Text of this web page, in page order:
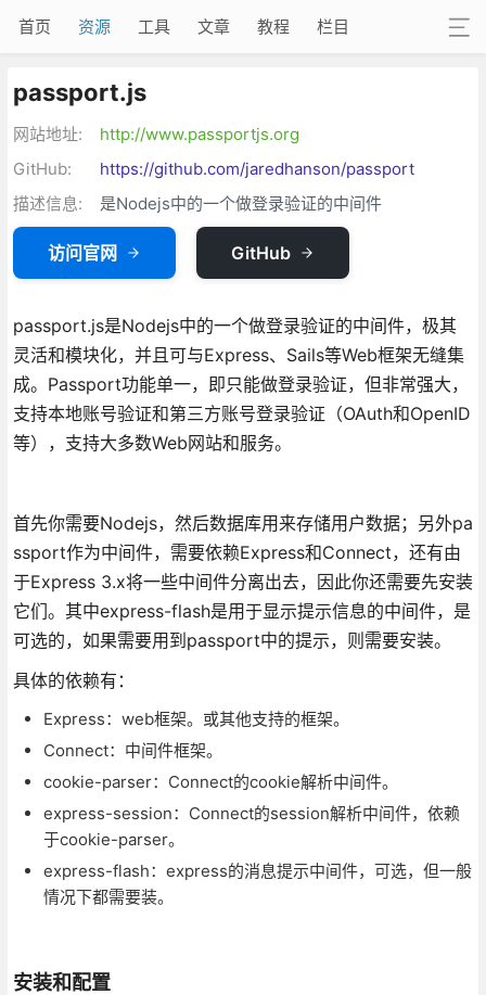
首页 资源 工具 文章 教程 栏目
passport.js
网站地址:
http://www.passportjs.org
GitHub:
https://github.com/jaredhanson/passport
描述信息:
是Nodejs中的一个做登录验证的中间件
访问官网 GitHub
passport.js是Nodejs中的一个做登录验证的中间件，极其
灵活和模块化，并且可与Express、Sails等Web框架无缝集
成。Passport功能单一，即只能做登录验证，但非常强大，
支持本地账号验证和第三方账号登录验证（OAuth和OpenID
等），支持大多数Web网站和服务。
首先你需要Nodejs，然后数据库用来存储用户数据；另外pa
ssport作为中间件，需要依赖Express和Connect，还有由
于Express 3.x将一些中间件分离出去，因此你还需要先安装
它们。其中express-flash是用于显示提示信息的中间件，是
可选的，如果需要用到passport中的提示，则需要安装。
具体的依赖有：
Express：web框架。或其他支持的框架。
Connect：中间件框架。
cookie-parser：Connect的cookie解析中间件。
express-session：Connect的session解析中间件，依赖
于cookie-parser。
express-flash：express的消息提示中间件，可选，但一般
情况下都需要装。
安装和配置